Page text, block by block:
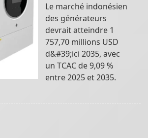
Le marché indonésien
des générateurs
devrait atteindre 1
757,70 millions USD
d&#39;ici 2035, avec
un TCAC de 9,09 %
entre 2025 et 2035.